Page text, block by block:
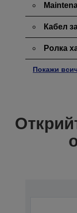
Кабел
Ролка
Покажи